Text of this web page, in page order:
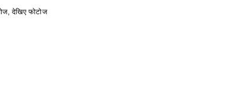
देखिए फोटोज